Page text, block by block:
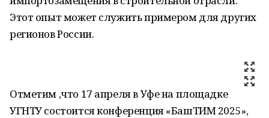
Этот опыт может служить примером для других
регионов России.
Отметим ,что 17 апреля в Уфе на площадке
УГНТУ состоится конференция «БашТИМ 2025»,